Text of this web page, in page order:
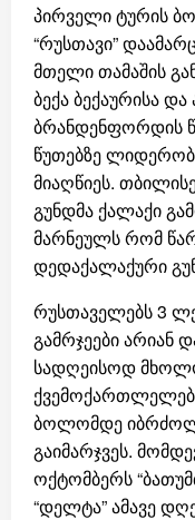
პირველი ტურის
“რუსთავი”
მთელი თამაშის
ბექა ბექაურისა
ბრანდენფორდის
წუთებზე
მიაღწიეს.
გუნდმა ქალაქი
მარნეულს რომ
დედაქალაქური
რუსთაველებს 3
გამრჯეები არიან
სადღეისოდ
ბოლომდე
გაიმარჯვეს.
ოქტომბერს
“დელტა” ამავე